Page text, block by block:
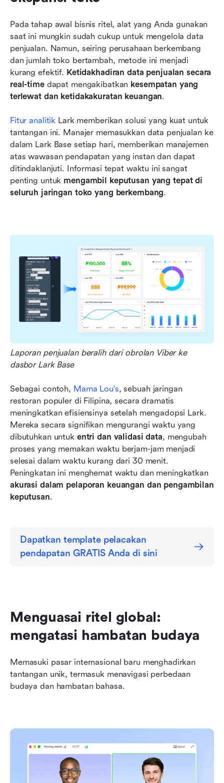
Pada tahap awal bisnis ritel, alat yang Anda gunakan
saat ini mungkin sudah cukup untuk mengelola data
penjualan. Namun, seiring perusahaan berkembang
dan jumlah toko bertambah, metode ini menjadi
kurang efektif. Ketidakhadiran data penjualan secara
real-time dapat mengakibatkan kesempatan yang
terlewat dan ketidakakuratan keuangan.
Fitur analitik Lark memberikan solusi yang kuat untuk
tantangan ini. Manajer memasukkan data penjualan ke
dalam Lark Base setiap hari, memberikan manajemen
atas wawasan pendapatan yang instan dan dapat
ditindaklanjuti. Informasi tepat waktu ini sangat
penting untuk mengambil keputusan yang tepat di
seluruh jaringan toko yang berkembang.
Laporan penjualan beralih dari obrolan Viber ke
dasbor Lark Base
Sebagai contoh, Mama Lou's, sebuah jaringan
restoran populer di Filipina, secara dramatis
meningkatkan efisiensinya setelah mengadopsi Lark.
Mereka secara signifikan mengurangi waktu yang
dibutuhkan untuk entri dan validasi data, mengubah
proses yang memakan waktu berjam-jam menjadi
selesai dalam waktu kurang dari 30 menit.
akurasi dalam pelaporan keuangan dan pengambilan
keputusan.
Dapatkan template pelacakan
pendapatan GRATIS Anda di sini
Menguasai ritel global:
mengatasi hambatan budaya
Memasuki pasar internasional baru menghadirkan
tantangan unik, termasuk menavigasi perbedaan
budaya dan hambatan bahasa.